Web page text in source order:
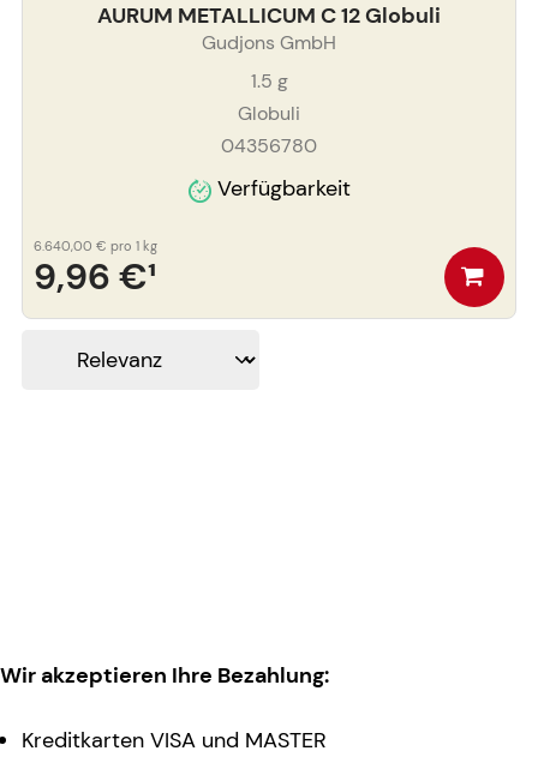
AURUM METALLICUM C 12 Globuli
Gudjons GmbH
1.5 g
Globuli
04356780
Verfügbarkeit
9,96 €¹
6.640,00 € pro 1 kg
Wir akzeptieren Ihre Bezahlung:
Kreditkarten VISA und MASTER